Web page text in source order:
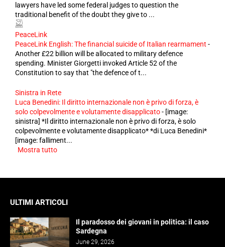
lawyers have led some federal judges to question the
traditional benefit of the doubt they give to ...
PeaceLink
PeaceLink English: The financial suicide of Italian rearmament -
Another £22 billion will be allocated to military defence
spending. Minister Giorgetti invoked Article 52 of the
Constitution to say that "the defence of t...
Sinistra in Rete
Luca Benedini: Il diritto internazionale non è privo di forza, è
solo colpevolmente e volutamente disapplicato- [image:
sinistra] *Il diritto internazionale non è privo di forza, è solo
colpevolmente e volutamente disapplicato* *di Luca Benedini*
[image: falliment...
Mostra tutto
ULTIMI ARTICOLI
Il paradosso dei giovani in politica: il caso
Sardegna
June 29, 2026